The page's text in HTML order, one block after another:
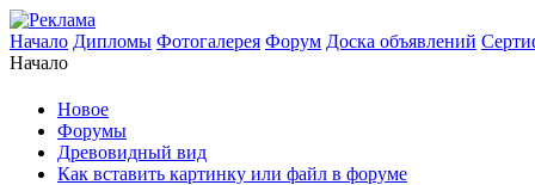
Начало Дипломы Фотогалерея Форум Доска объявлений
Начало
Новое
Форумы
Древовидный вид
Как вставить картинку или файл в форуме